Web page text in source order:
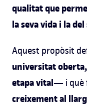
qualitat que
la seva vida i la
Aquest propòsit
universitat
etapa vital— i què
creixement al